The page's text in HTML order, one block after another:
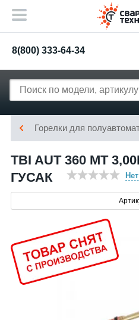
8(800) 333-64-34
Горелки для
TBI AUT 360 МТ
ГУСАК